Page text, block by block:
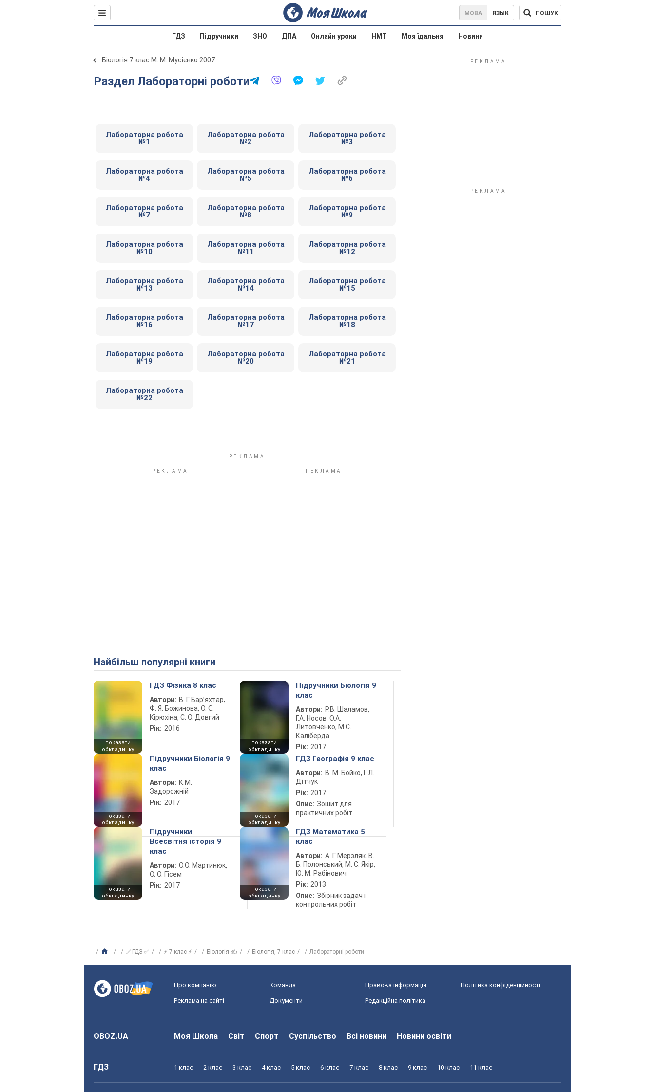
МОВА ЯЗЫК ПОШУК
ГДЗ Підручники ЗНО ДПА Онлайн уроки НМТ Моя їдальня Новини
Біологія 7 клас М. М. Мусієнко 2007
Раздел Лабораторні роботи
Лабораторна робота
№1
Лабораторна робота
№2
Лабораторна робота
№3
Лабораторна робота
№4
Лабораторна робота
№5
Лабораторна робота
№6
Лабораторна робота
№7
Лабораторна робота
№8
Лабораторна робота
№9
Лабораторна робота
№10
Лабораторна робота
№11
Лабораторна робота
№12
Лабораторна робота
№13
Лабораторна робота
№14
Лабораторна робота
№15
Лабораторна робота
№16
Лабораторна робота
№17
Лабораторна робота
№18
Лабораторна робота
№19
Лабораторна робота
№20
Лабораторна робота
№21
Лабораторна робота
№22
Найбільш популярні книги
показати
обкладинку
ГДЗ Фізика 8 клас
Автори: В. Г. Бар’яхтар,
Ф. Я. Божинова, О. О.
Кірюхіна, С. О. Довгий
Рік: 2016
показати
обкладинку
Підручники Біологія 9
клас
Автори: Р.В. Шаламов,
Г.А. Носов, О.А.
Литовченко, М.С.
Каліберда
Рік: 2017
показати
обкладинку
Підручники Біологія 9
клас
Автори: К.М.
Задорожній
Рік: 2017
показати
обкладинку
ГДЗ Географія 9 клас
Автори: В. М. Бойко, І. Л.
Дітчук
Рік: 2017
Опис: Зошит для
практичних робіт
показати
обкладинку
Підручники
Всесвітня історія 9
клас
Автори: О.О. Мартинюк,
О. О. Гісем
Рік: 2017
показати
обкладинку
ГДЗ Математика 5
клас
Автори: А. Г. Мерзляк, В.
Б. Полонський, М. С. Якір,
Ю. М. Рабінович
Рік: 2013
Опис: Збірник задач і
контрольних робіт
✅ ГДЗ ✅ ⚡ 7 клас ⚡ Біологія ✍ Біологія, 7 клас Лабораторні роботи
Про компанію Команда Правова інформація Політика конфіденційності
Реклама на сайті Документи Редакційна політика
OBOZ.UA Моя Школа Світ Спорт Суспільство Всі новини Новини освіти
ГДЗ 1 клас 2 клас 3 клас 4 клас 5 клас 6 клас 7 клас 8 клас 9 клас 10 клас 11 клас